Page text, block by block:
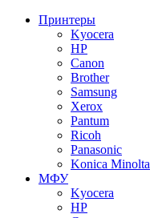
Принтеры
Kyocera
HP
Canon
Brother
Samsung
Xerox
Pantum
Ricoh
Panasonic
Konica Minolta
МФУ
Kyocera
HP